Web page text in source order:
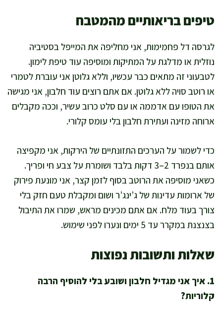
טיפים בריאותיים מהמטבח
לגרסה דל פחמימות, אני מחליפה את המייפל בסטיביה
נוזלית או מדלגת על המתיקות ומוסיפה עוד טיפת לימון.
לטבעוני זה מתאים כבר עכשיו, וללא גלוטן אני עוברת לטמרי
או רוטב סויה ללא גלוטן. אם אתם רוצים עוד חלבון, אני מגישה
את הטופו עם אדממה או עם סלט כרוב עשיר, וככה מקבלים
ארוחה מזינה ועתירת חלבון בלי עומס קלורי.
כדי לשמור על הערכים התזונתיים של הירקות, אני מקפיצה
אותם בנפרד 2–3 דקות בלבד ושומרת על צבע חי ופריך.
כשאני מוסיפה את הרוטב בסוף לזמן קצר, אני מונעת פירוק
של ארומות עדינות של ג’ינג’ר ושום ומקבלת טעם חזק בלי
צורך בעוד מלח. אם אתם מכינים מראש, שמרו את התיבול
בצנצנת במקרר עד 5 ימים ונערו לפני שימוש.
שאלות ותשובות נפוצות
1. איך אני מגדיל חלבון ושובע בלי להוסיף הרבה
קלוריות?